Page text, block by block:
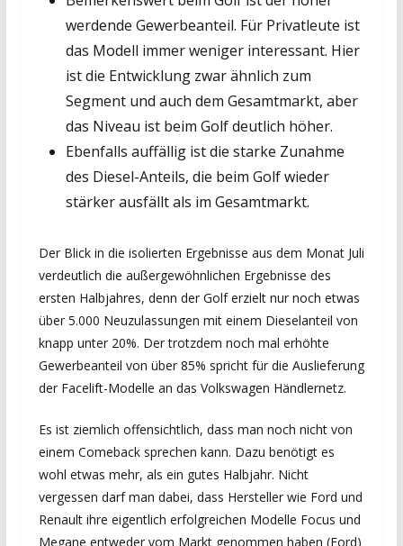
werdende Gewerbeanteil. Für Privatleute ist
das Modell immer weniger interessant. Hier
ist die Entwicklung zwar ähnlich zum
Segment und auch dem Gesamtmarkt, aber
das Niveau ist beim Golf deutlich höher.
Ebenfalls auffällig ist die starke Zunahme
des Diesel-Anteils, die beim Golf wieder
stärker ausfällt als im Gesamtmarkt.
Der Blick in die isolierten Ergebnisse aus dem Monat Juli
verdeutlich die außergewöhnlichen Ergebnisse des
ersten Halbjahres, denn der Golf erzielt nur noch etwas
über 5.000 Neuzulassungen mit einem Dieselanteil von
knapp unter 20%. Der trotzdem noch mal erhöhte
Gewerbeanteil von über 85% spricht für die Auslieferung
der Facelift-Modelle an das Volkswagen Händlernetz.
Es ist ziemlich offensichtlich, dass man noch nicht von
einem Comeback sprechen kann. Dazu benötigt es
wohl etwas mehr, als ein gutes Halbjahr. Nicht
vergessen darf man dabei, dass Hersteller wie Ford und
Renault ihre eigentlich erfolgreichen Modelle Focus und
Megane entweder vom Markt genommen haben (Ford)